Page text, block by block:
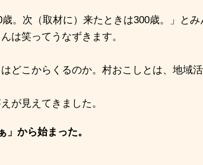
歳。次（取材に）来たときは300歳。」とみ
は笑ってうなずきます。
どこからくるのか。村おこしとは、地域活
が見えてきました。
から始まった。